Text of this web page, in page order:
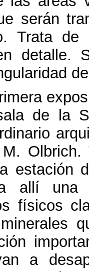
serán
Trata de
detalle.
de la
Olbrich.
estación
allí
físicos
a